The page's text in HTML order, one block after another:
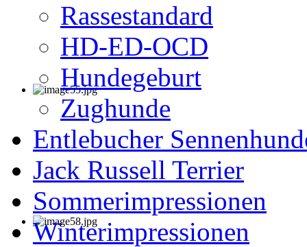
Rassestandard
HD-ED-OCD
Hundegeburt
Zughunde
Entlebucher
Jack Russell Terrier
Sommerimpressionen
Winterimpressionen